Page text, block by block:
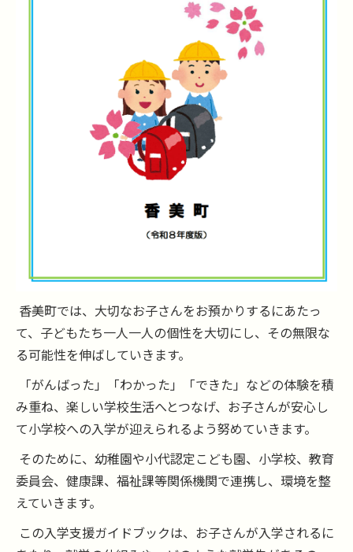
香美町では、大切なお子さんをお預かりするにあたっ
て、子どもたち一人一人の個性を大切にし、その無限な
る可能性を伸ばしていきます。
「がんばった」「わかった」「できた」などの体験を積
み重ね、楽しい学校生活へとつなげ、お子さんが安心し
て小学校への入学が迎えられるよう努めていきます。
そのために、幼稚園や小代認定こども園、小学校、教育
委員会、健康課、福祉課等関係機関で連携し、環境を整
えていきます。
この入学支援ガイドブックは、お子さんが入学されるに